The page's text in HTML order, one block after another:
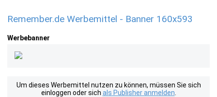
Remember.de Werbemittel - Banner 160x593
Werbebanner
Um dieses Werbemittel nutzen zu können, müssen Sie sich
einloggen oder sich als Publisher anmelden